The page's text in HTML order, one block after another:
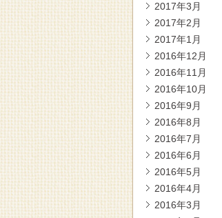
2017年3月
2017年2月
2017年1月
2016年12月
2016年11月
2016年10月
2016年9月
2016年8月
2016年7月
2016年6月
2016年5月
2016年4月
2016年3月